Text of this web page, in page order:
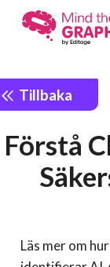
Tillbaka
Förstå
Läs mer om